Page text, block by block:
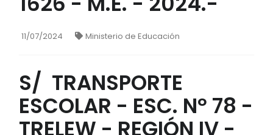
11/07/2024 Ministerio de Educación
S/ TRANSPORTE
ESCOLAR - ESC. Nº 78 -
TRELEW - REGIÓN IV -